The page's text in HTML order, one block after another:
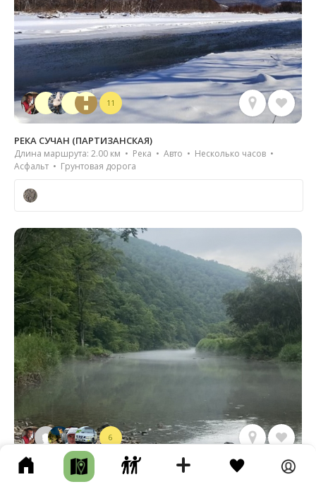
11
РЕКА СУЧАН (ПАРТИЗАНСКАЯ)
Длина маршрута: 2.00 км • Река • Авто • Несколько часов •
Асфальт • Грунтовая дорога
6
РЕКА ТИГРОВАЯ